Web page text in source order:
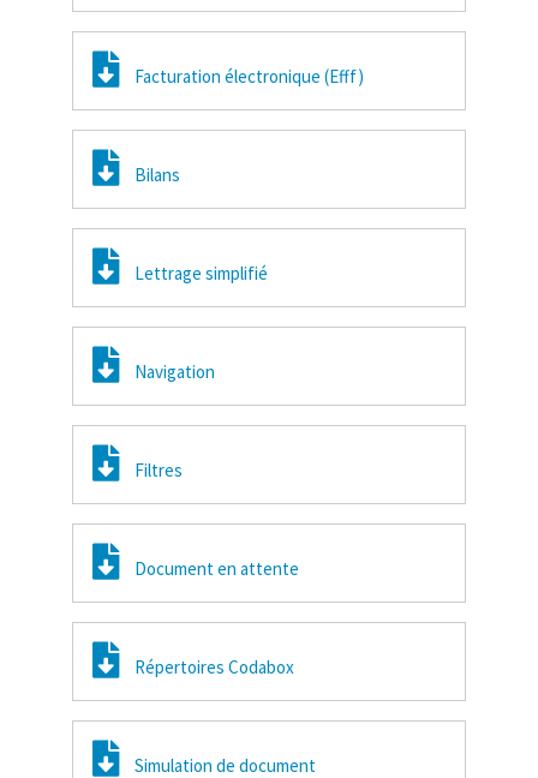
Facturation électronique (Efff)
Bilans
Lettrage simplifié
Navigation
Filtres
Document en attente
Répertoires Codabox
Simulation de document